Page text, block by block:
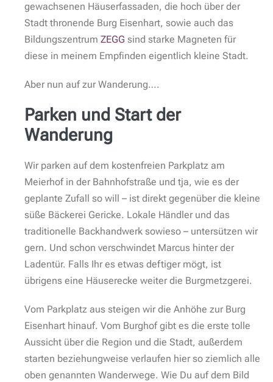
gewachsenen Häuserfassaden, die hoch über der
Stadt thronende Burg Eisenhart, sowie auch das
Bildungszentrum ZEGG sind starke Magneten für
diese in meinem Empfinden eigentlich kleine Stadt.
Aber nun auf zur Wanderung….
Parken und Start der
Wanderung
Wir parken auf dem kostenfreien Parkplatz am
Meierhof in der Bahnhofstraße und tja, wie es der
geplante Zufall so will – ist direkt gegenüber die kleine
süße Bäckerei Gericke. Lokale Händler und das
traditionelle Backhandwerk sowieso – untersützen wir
gern. Und schon verschwindet Marcus hinter der
Ladentür. Falls Ihr es etwas deftiger mögt, ist
übrigens eine Häuserecke weiter die Burgmetzgerei.
Vom Parkplatz aus steigen wir die Anhöhe zur Burg
Eisenhart hinauf. Vom Burghof gibt es die erste tolle
Aussicht über die Region und die Stadt, außerdem
starten beziehungweise verlaufen hier so ziemlich alle
oben genannten Wanderwege. Wie Du auf dem Bild